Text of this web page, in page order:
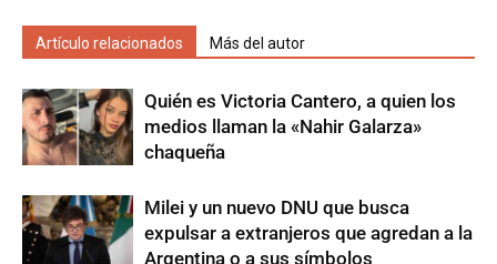
Artículo relacionados Más del autor
Quién es Victoria Cantero, a quien los
medios llaman la «Nahir Galarza»
chaqueña
Milei y un nuevo DNU que busca
expulsar a extranjeros que agredan a la
Argentina o a sus símbolos